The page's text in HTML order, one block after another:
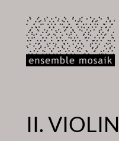
Inhalt
springen
II.